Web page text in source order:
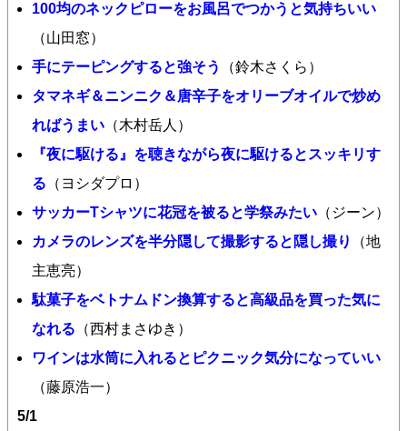
100均のネックピローをお風呂でつかうと気持ちいい
（山田窓）
手にテーピングすると強そう
（鈴木さくら）
タマネギ＆ニンニク＆唐辛子をオリーブオイルで炒め
ればうまい （木村岳人）
『夜に駆ける』を聴きながら夜に駆けるとスッキリす
る （ヨシダプロ）
サッカーTシャツに花冠を被ると学祭みたい （ジーン）
カメラのレンズを半分隠して撮影すると隠し撮り
（地
主恵亮）
駄菓子をベトナムドン換算すると高級品を買った気に
なれる （西村まさゆき）
ワインは水筒に入れるとピクニック気分になっていい
（藤原浩一）
5/1